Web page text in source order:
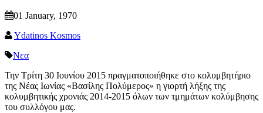
01 January, 1970
Ydatinos Kosmos
Νεα
Την Τρίτη 30 Ιουνίου 2015 πραγματοποιήθηκε στο κολυμβητήριο
της Νέας Ιωνίας «Βασίλης Πολύμερος» η γιορτή λήξης της
κολυμβητικής χρονιάς 2014-2015 όλων των τμημάτων κολύμβησης
του συλλόγου μας.